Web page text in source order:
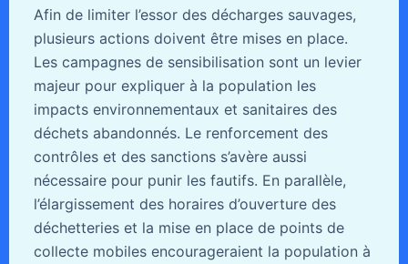
Afin de limiter l’essor des décharges sauvages,
plusieurs actions doivent être mises en place.
Les campagnes de sensibilisation sont un levier
majeur pour expliquer à la population les
impacts environnementaux et sanitaires des
déchets abandonnés. Le renforcement des
contrôles et des sanctions s’avère aussi
nécessaire pour punir les fautifs. En parallèle,
l’élargissement des horaires d’ouverture des
déchetteries et la mise en place de points de
collecte mobiles encourageraient la population à